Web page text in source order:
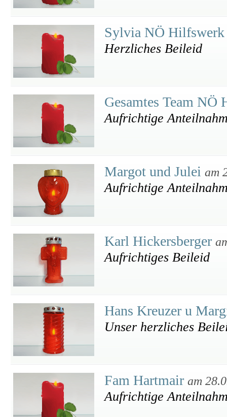
Sylvia NÖ
Herzliches Beileid
Gesamtes Team
Aufrichtige
Margot und Julei am
Aufrichtige
Karl Hickersberger
Aufrichtiges Beileid
Hans Kreuzer u
Unser herzliches
Fam Hartmair am
Aufrichtige